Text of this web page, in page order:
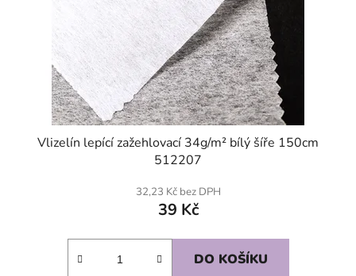
Vlizelín lepící zažehlovací 34g/m² bílý šíře 150cm
512207
32,23 Kč bez DPH
39 Kč
DO KOŠÍKU